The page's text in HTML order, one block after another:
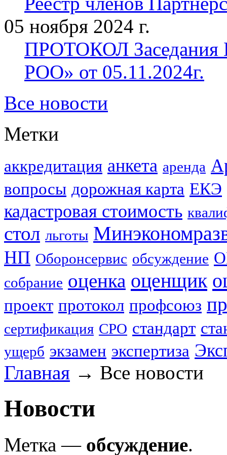
05 ноября 2024 г.
ПРОТОКОЛ Заседания
РОО» от 05.11.2024г.
Все новости
Метки
аккредитация анкета аренда
вопросы дорожная карта ЕКЭ
кадастровая стоимость
стол льготы
НП Оборонсервис обсуждение
собрание оценка оценщик
проект протокол профсоюз
сертификация СРО стандарт
ущерб экзамен экспертиза
Главная → Все новости
Новости
Метка — обсуждение.